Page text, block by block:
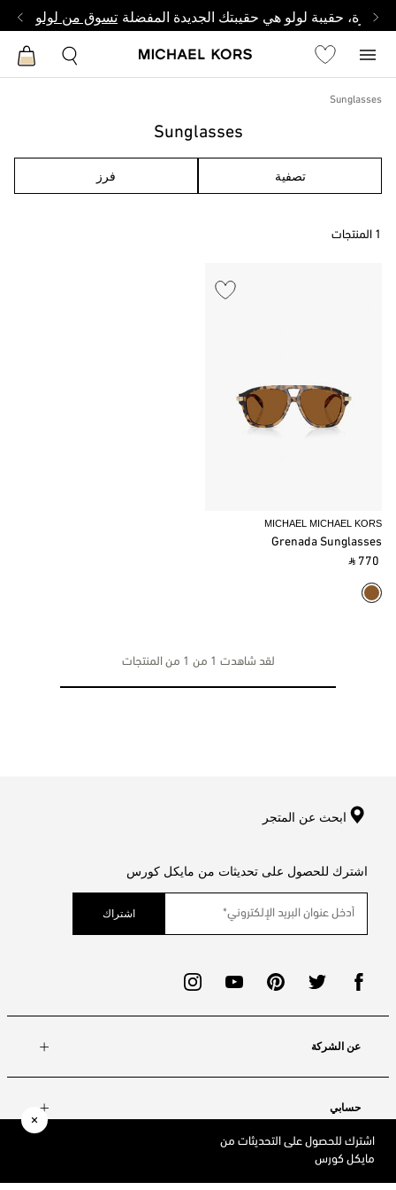
وصغيرة، حقيبة لولو هي حقيبتك الجديدة المفضلة تسوق من لولو
Sunglasses
Sunglasses
تصفية فرز
1 المنتجات
MICHAEL MICHAEL KORS
Grenada Sunglasses
‎ ⃁ 770 ‎
لقد شاهدت 1 من 1 من المنتجات
اشترك للحصول على التحديثات من
مايكل كورس
ابحث عن المتجر
اشترك للحصول على تحديثات من مايكل كورس
اشتراك
عن الشركة
حسابي